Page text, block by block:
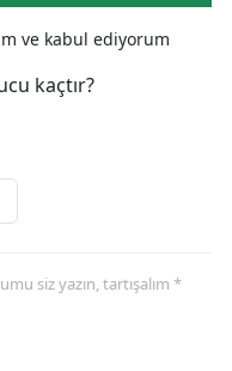
ve kabul ediyorum
kaçtır?
siz yazın, tartışalım *